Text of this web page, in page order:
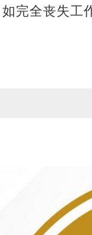
完全丧失工